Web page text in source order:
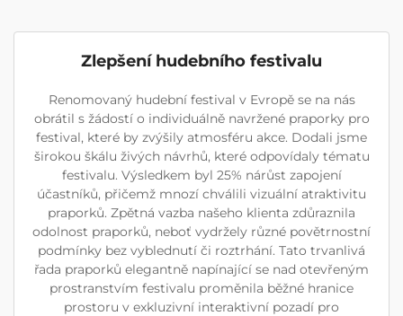
Zlepšení hudebního festivalu
Renomovaný hudební festival v Evropě se na nás
obrátil s žádostí o individuálně navržené praporky pro
festival, které by zvýšily atmosféru akce. Dodali jsme
širokou škálu živých návrhů, které odpovídaly tématu
festivalu. Výsledkem byl 25% nárůst zapojení
účastníků, přičemž mnozí chválili vizuální atraktivitu
praporků. Zpětná vazba našeho klienta zdůraznila
odolnost praporků, neboť vydržely různé povětrnostní
podmínky bez vyblednutí či roztrhání. Tato trvanlivá
řada praporků elegantně napínající se nad otevřeným
prostranstvím festivalu proměnila běžné hranice
prostoru v exkluzivní interaktivní pozadí pro